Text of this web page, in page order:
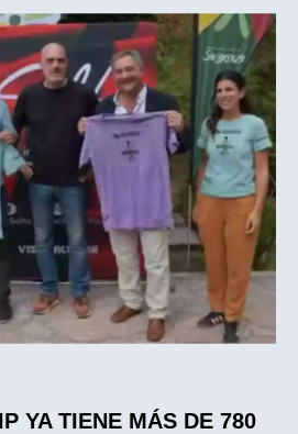
YA TIENE MÁS DE 780